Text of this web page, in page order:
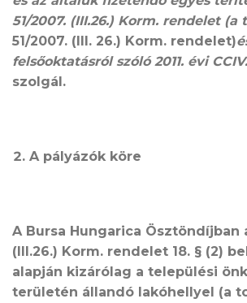
51/2007. (III.26.) Korm. rendelet (a
51/2007. (III. 26.) Korm. rendelet)
felsőoktatásról szóló 2011. évi
szolgál.
Apályázók köre
A Bursa Hungarica Ösztöndíjban
(III.26.) Korm. rendelet 18. § (2)
alapján kizárólag a települési
területén állandó lakóhellyel (a